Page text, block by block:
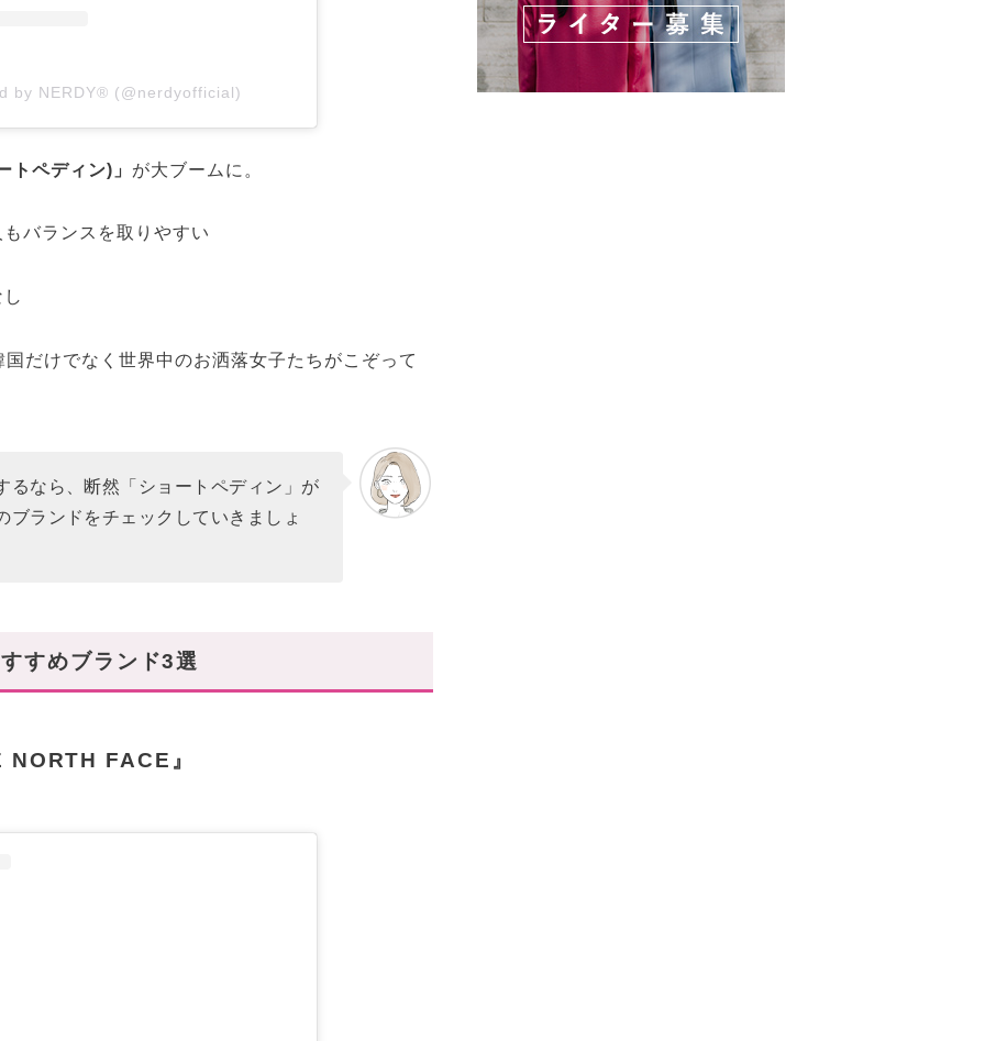
by NERDY® (@nerdyofficial)
トペディン)」 が大ブームに。
バランスを取りやすい
だけでなく世界中のお洒落女子たちがこぞって
るなら、断然「ショートペディン」が
ランドをチェックしていきましょ
すめブランド3選
FACE』